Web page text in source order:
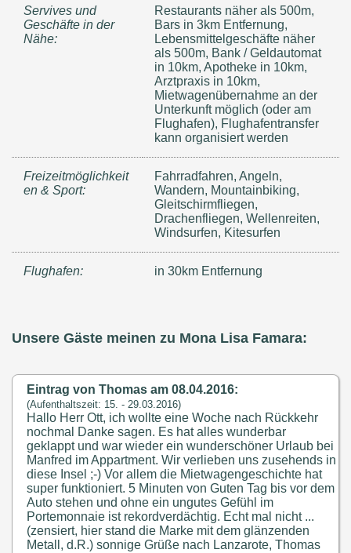
Servives und
Geschäfte in der
Nähe:
Restaurants näher als 500m,
Bars in 3km Entfernung,
Lebensmittelgeschäfte näher
als 500m, Bank / Geldautomat
in 10km, Apotheke in 10km,
Arztpraxis in 10km,
Mietwagenübernahme an der
Unterkunft möglich (oder am
Flughafen), Flughafentransfer
kann organisiert werden
Freizeitmöglichkeit
en & Sport:
Fahrradfahren, Angeln,
Wandern, Mountainbiking,
Gleitschirmfliegen,
Drachenfliegen, Wellenreiten,
Windsurfen, Kitesurfen
Flughafen: in 30km Entfernung
Unsere Gäste meinen zu Mona Lisa Famara:
Eintrag von Thomas am 08.04.2016:
(Aufenthaltszeit: 15. - 29.03.2016)
Hallo Herr Ott, ich wollte eine Woche nach Rückkehr
nochmal Danke sagen. Es hat alles wunderbar
geklappt und war wieder ein wunderschöner Urlaub bei
Manfred im Appartment. Wir verlieben uns zusehends in
diese Insel ;-) Vor allem die Mietwagengeschichte hat
super funktioniert. 5 Minuten von Guten Tag bis vor dem
Auto stehen und ohne ein ungutes Gefühl im
Portemonnaie ist rekordverdächtig. Echt mal nicht ...
(zensiert, hier stand die Marke mit dem glänzenden
Metall, d.R.) sonnige Grüße nach Lanzarote, Thomas